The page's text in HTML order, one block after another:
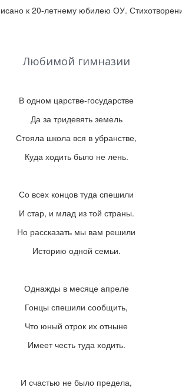
к 20-летнему юбилею ОУ.
Любимой гимназии
В одном царстве-государстве
Да за тридевять земель
Стояла школа вся в убранстве,
Куда ходить было не лень.
Со всех концов туда спешили
И стар, и млад из той страны.
Но рассказать мы вам решили
Историю одной семьи.
Однажды в месяце апреле
Гонцы спешили сообщить,
Что юный отрок их отныне
Имеет честь туда ходить.
И счастью не было предела,